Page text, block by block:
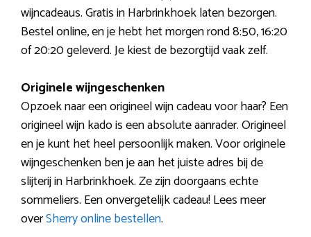
wijncadeaus. Gratis in Harbrinkhoek laten bezorgen.
Bestel online, en je hebt het morgen rond 8:50, 16:20
of 20:20 geleverd. Je kiest de bezorgtijd vaak zelf.
Originele wijngeschenken
Opzoek naar een origineel wijn cadeau voor haar? Een
origineel wijn kado is een absolute aanrader. Origineel
en je kunt het heel persoonlijk maken. Voor originele
wijngeschenken ben je aan het juiste adres bij de
slijterij in Harbrinkhoek. Ze zijn doorgaans echte
sommeliers. Een onvergetelijk cadeau! Lees meer
overSherry online bestellen.